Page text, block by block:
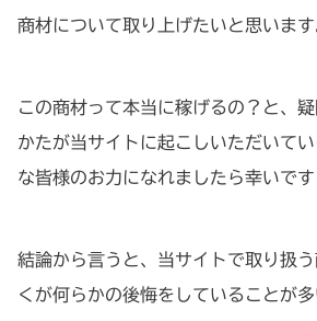
商材について取り上げたいと思います
この商材って本当に稼げるの？と、
かたが当サイトに起こしいただいて
な皆様のお力になれましたら幸いです
結論から言うと、当サイトで取り扱
くが何らかの後悔をしていることが